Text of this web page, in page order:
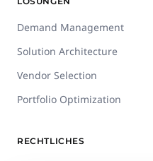
Demand Management
Solution Architecture
Vendor Selection
Portfolio Optimization
RECHTLICHES